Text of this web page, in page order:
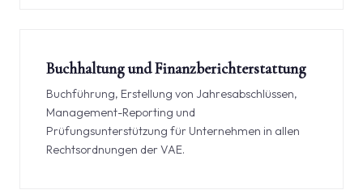
Buchhaltung und Finanzberichterstattung
Buchführung, Erstellung von Jahresabschlüssen,
Management-Reporting und
Prüfungsunterstützung für Unternehmen in allen
Rechtsordnungen der VAE.